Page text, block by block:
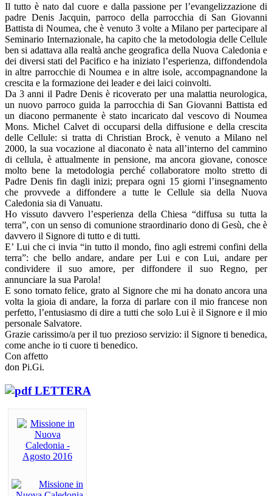
Il tutto è nato dal cuore e dalla passione per l’evangelizzazione di
padre Denis Jacquin, parroco della parrocchia di San Giovanni
Battista di Noumea, che è venuto 3 volte a Milano per partecipare al
Seminario Internazionale, ha capito che la metodologia delle Cellule
ben si adattava alla realtà anche geografica della Nuova Caledonia e
dei diversi stati del Pacifico e ha iniziato l’esperienza, diffondendola
in altre parrocchie di Noumea e in altre isole, accompagnandone la
crescita e la formazione dei leader e dei laici coinvolti.
Da 3 anni il Padre Denis è ricoverato per una malattia neurologica,
un nuovo parroco guida la parrocchia di San Giovanni Battista ed
un diacono permanente è stato incaricato dal vescovo di Noumea
Mons. Michel Calvet di occuparsi della diffusione e della crescita
delle Cellule: si tratta di Christian Brock, è venuto a Milano nel
2000, la sua vocazione al diaconato è nata all’interno del cammino
di cellula, è attualmente in pensione, ma ancora giovane, conosce
molto bene la metodologia perché collaboratore molto stretto di
Padre Denis fin dagli inizi; prepara ogni 15 giorni l’insegnamento
che provvede a diffondere a tutte le Cellule sia della Nuova
Caledonia sia di Vanuatu.
Ho vissuto davvero l’esperienza della Chiesa “diffusa su tutta la
terra”, con un senso di comunione straordinario dono di Gesù, che è
davvero il Signore di tutto e di tutti.
E’ Lui che ci invia “in tutto il mondo, fino agli estremi confini della
terra”: che bello andare, andare per Lui e con Lui, andare per
condividere il suo amore, per diffondere il suo Regno, per
annunciare la sua Parola!
E sono tornato felice, grato al Signore che mi ha donato ancora una
volta la gioia di andare, la forza di parlare con il mio francese non
perfetto, l’entusiasmo di dire a tutti che solo Lui è il Signore e il mio
personale Salvatore.
Grazie carissimo/a per il tuo prezioso servizio: il Signore ti benedica,
come anche io ti cuore ti benedico.
Con affetto
don Pi.Gi.
LETTERA